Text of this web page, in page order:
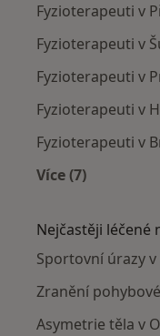
Fyzioterapeuti v
Fyzioterapeuti v
Fyzioterapeuti v
Fyzioterapeuti v
Fyzioterapeuti v
Více (7)
Nejčastěji léčené
Sportovní úrazy
Zranění
Asymetrie těla v